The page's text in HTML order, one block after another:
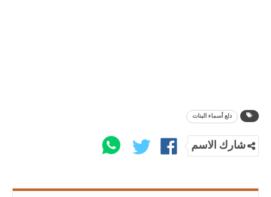
دلع أسماء البنات
شارك الاسم